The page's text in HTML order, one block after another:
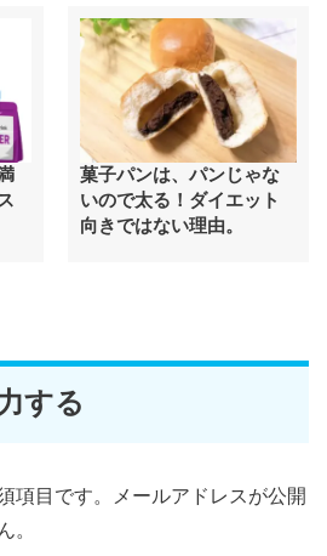
菓子パンは、パンじゃな
いので太る！ダイエット
向きではない理由。
する
項目です。メールアドレスが公開
。